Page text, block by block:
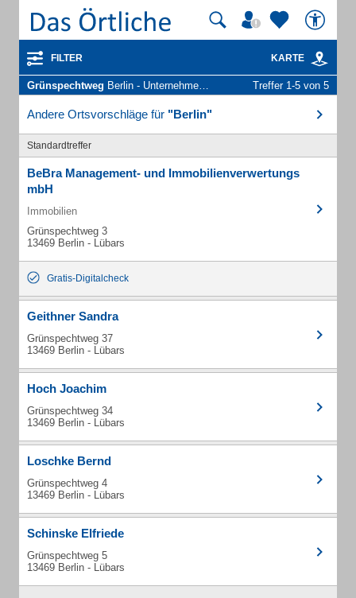
FILTER KARTE
Grünspechtweg Berlin - Unternehmen und Personen Treffer 1-5 von 5
Andere Ortsvorschläge für "Berlin"
Standardtreffer
BeBra Management- und Immobilienverwertungs
mbH
Immobilien
Grünspechtweg 3
13469 Berlin - Lübars
Gratis-Digitalcheck
Geithner Sandra
Grünspechtweg 37
13469 Berlin - Lübars
Hoch Joachim
Grünspechtweg 34
13469 Berlin - Lübars
Loschke Bernd
Grünspechtweg 4
13469 Berlin - Lübars
Schinske Elfriede
Grünspechtweg 5
13469 Berlin - Lübars